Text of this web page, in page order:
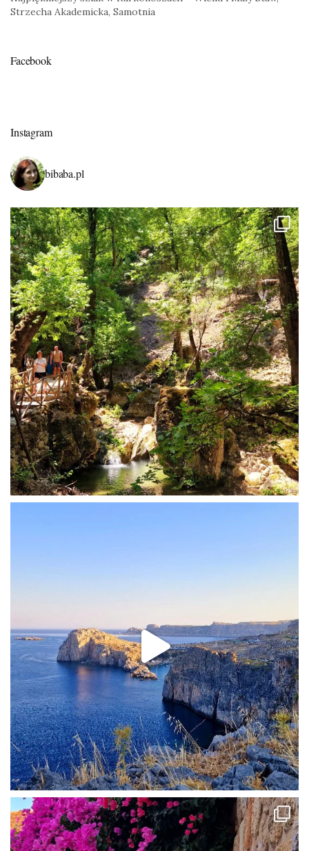
Strzecha Akademicka, Samotnia
Facebook
Instagram
bibaba.pl